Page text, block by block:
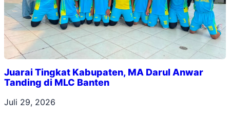
Juarai Tingkat Kabupaten, MA Darul Anwar
Tanding di MLC Banten
Juli 29, 2026